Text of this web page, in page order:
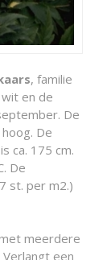
, familie
wit en de
De
De
ca. 175 cm.
De
st. per m2.)
meerdere
een